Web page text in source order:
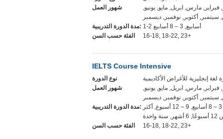
شهور العمل
فبراير, مارس, ابريل, مايو, يونيو,
أكتوبر, نوفمبر, ديسمبر
مدة الدورة التدريبية:
1-2 أسابيع, 3 – 8 أسابيع
الفئة حسب السن
16-18, 18-22, 23+
IELTS Course Intensive
نوع الدورة
شهور العمل
فبراير, مارس, ابريل, مايو, يونيو,
أكتوبر, نوفمبر, ديسمبر
مدة الدورة التدريبية: المرونة, 1-2 أسابيع, 3 – 8 أسابيع, 9 – 12 أسبوع, أكثر
سنة واحدة
الفئة حسب السن
16-18, 18-22, 23+